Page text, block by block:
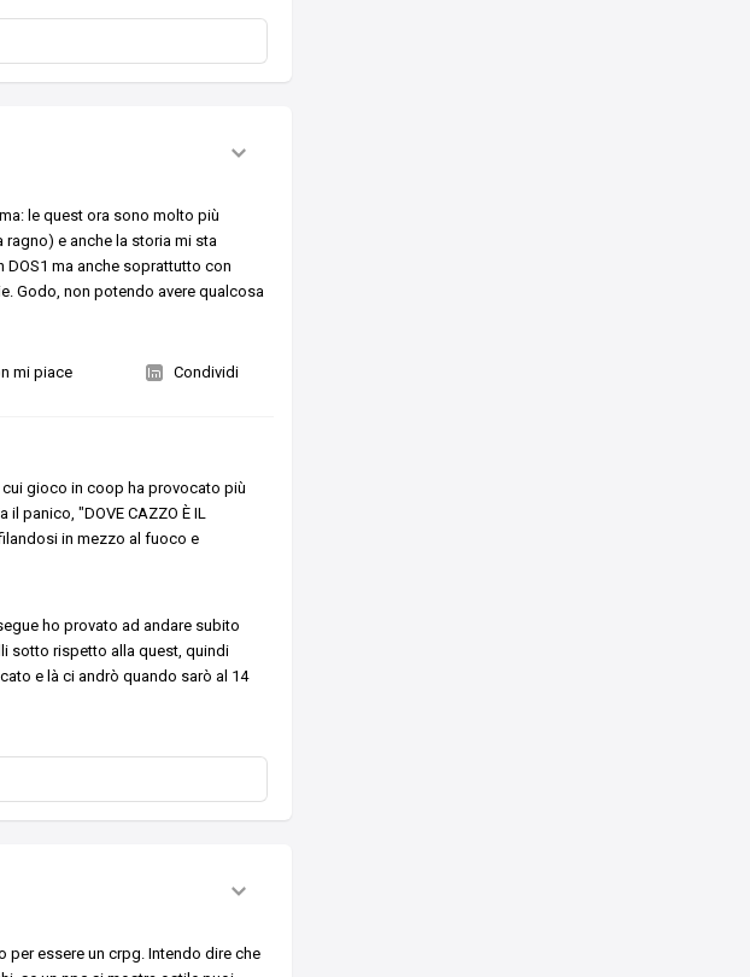
le quest ora sono molto più
ragno) e anche la storia mi sta
ma anche soprattutto con
Godo, non potendo avere qualcosa
mi piace Condividi
gioco in coop ha provocato più
panico, "DOVE CAZZO È IL
in mezzo al fuoco e
ho provato ad andare subito
sotto rispetto alla quest, quindi
e là ci andrò quando sarò al 14
essere un crpg. Intendo dire che